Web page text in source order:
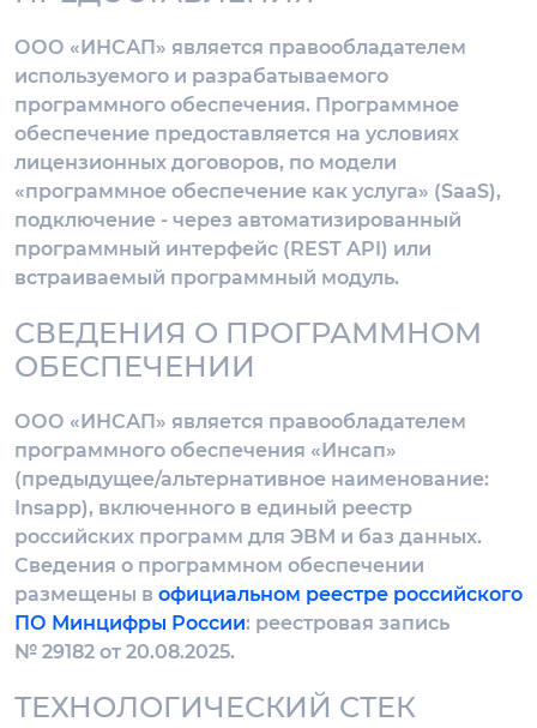
ООО «ИНСАП» является правообладателем
используемого и разрабатываемого
программного обеспечения. Программное
обеспечение предоставляется на условиях
лицензионных договоров, по модели
«программное обеспечение как услуга» (SaaS),
подключение - через автоматизированный
программный интерфейс (REST API) или
встраиваемый программный модуль.
СВЕДЕНИЯ О ПРОГРАММНОМ
ОБЕСПЕЧЕНИИ
ООО «ИНСАП» является правообладателем
программного обеспечения «Инсап»
(предыдущее/альтернативное наименование:
Insapp), включенного в единый реестр
российских программ для ЭВМ и баз данных.
Сведения о программном обеспечении
размещены в официальном реестре российского
ПО Минцифры России: реестровая запись
№ 29182 от 20.08.2025.
ТЕХНОЛОГИЧЕСКИЙ СТЕК